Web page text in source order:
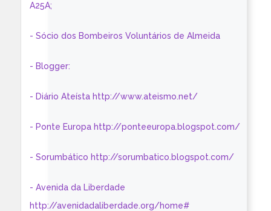
A25A;
- Sócio dos Bombeiros Voluntários de Almeida
- Blogger:
- Diário Ateísta http://www.ateismo.net/
- Ponte Europa http://ponteeuropa.blogspot.com/
- Sorumbático http://sorumbatico.blogspot.com/
- Avenida da Liberdade
http://avenidadaliberdade.org/home#